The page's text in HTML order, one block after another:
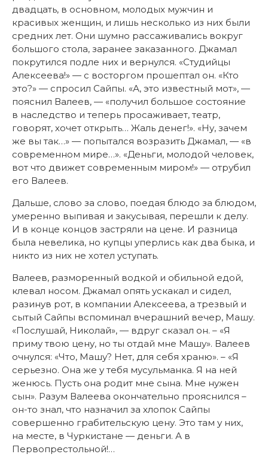
двадцать, в основном, молодых мужчин и
красивых женщин, и лишь несколько из них были
средних лет. Они шумно рассаживались вокруг
большого стола, заранее заказанного. Джамал
покрутился подле них и вернулся. «Студийцы
Алексеева!» — с восторгом прошептал он. «Кто
это?» — спросил Сайпы. «А, это известный мот», —
пояснил Валеев, — «получил большое состояние
в наследство и теперь просаживает, театр,
говорят, хочет открыть… Жаль денег!». «Ну, зачем
же вы так…» — попытался возразить Джамал, — «в
современном мире…». «Деньги, молодой человек,
вот что движет современным миром!» — отрубил
его Валеев.
Дальше, слово за слово, поедая блюдо за блюдом,
умеренно выпивая и закусывая, перешли к делу.
И в конце концов застряли на цене. И разница
была невелика, но купцы уперлись как два быка, и
никто из них не хотел уступать.
Валеев, разморенный водкой и обильной едой,
клевал носом. Джамал опять ускакал и сидел,
разинув рот, в компании Алексеева, а трезвый и
сытый Сайпы вспоминал вчерашний вечер, Машу.
«Послушай, Николай», — вдруг сказал он. – «Я
приму твою цену, но ты отдай мне Машу». Валеев
очнулся: «Что, Машу? Нет, для себя храню». – «Я
серьезно. Она же у тебя мусульманка. Я на ней
женюсь. Пусть она родит мне сына. Мне нужен
сын». Разум Валеева окончательно прояснился –
он-то знал, что назначил за хлопок Сайпы
совершенно грабительскую цену. Это там у них,
на месте, в Чуркистане — деньги. А в
Первопрестольной!…